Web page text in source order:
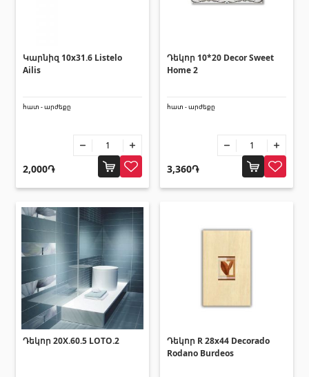
Ժապավեններ և պտուտակներ(7)
Շինարարական և սպասարկման
տեխնիկաներ
Վերամբարձ տեխնիկա
(32)
(10)
Շինարարական տեխնիկա(25)
Բոլորը
Սոսինձներ և քսանյութեր
Սոսինձ (3)
Քսանյութեր(15)
Լողավազանի պարագաներ
Կարնիզ 10x31.6 Listelo
Ailis
հատ - արժեքը
2,000֏
Դեկոր 10*20 Decor Sweet
Home 2
հատ - արժեքը
3,360֏
Դեկոր 20X.60.5 LOTO.2
Դեկոր R 28x44 Decorado
Rodano Burdeos